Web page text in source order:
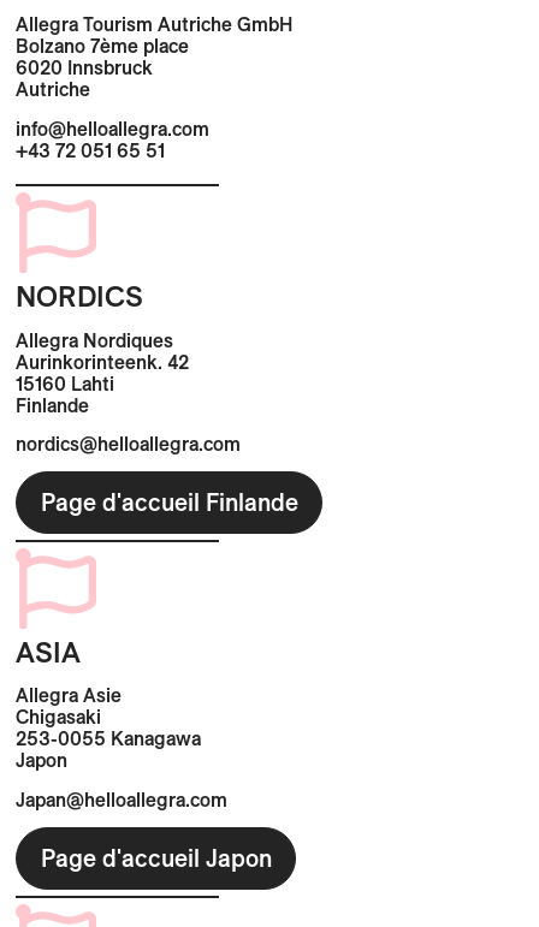
Allegra Tourism Autriche GmbH
Bolzano 7ème place
6020 Innsbruck
Autriche
info@helloallegra.com
+43 72 051 65 51
NORDICS
Allegra Nordiques
Aurinkorinteenk. 42
15160 Lahti
Finlande
nordics@helloallegra.com
Page d'accueil Finlande
ASIA
Allegra Asie
Chigasaki
253-0055 Kanagawa
Japon
Japan@helloallegra.com
Page d'accueil Japon